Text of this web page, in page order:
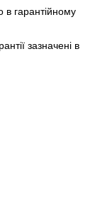
в гарантійному
зазначені в